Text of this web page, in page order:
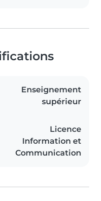
Enseignement
supérieur
Licence
Information et
Communication